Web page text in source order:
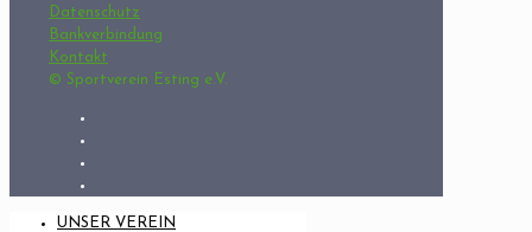
Datenschutz
Bankverbindung
Kontakt
© Sportverein Esting e.V.
UNSER VEREIN